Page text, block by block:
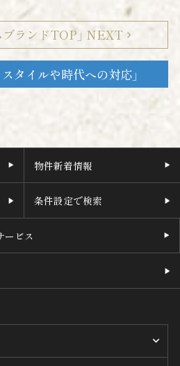
タイルや時代への対応」
ブランドTOP」 NEXT chevron_right
物件新着情報
条件設定で検索
ービス